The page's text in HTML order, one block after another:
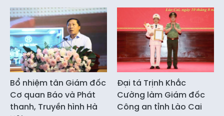
Bổ nhiệm tân Giám đốc
Cơ quan Báo và Phát
thanh, Truyền hình Hà
Đại tá Trịnh Khắc
Cường làm Giám đốc
Công an tỉnh Lào Cai